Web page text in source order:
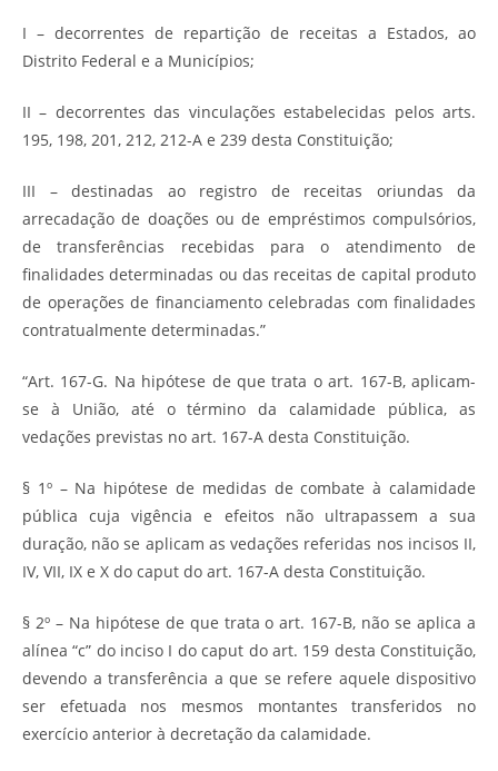
I – decorrentes de repartição de receitas a Estados, ao
Distrito Federal e a Municípios;
II – decorrentes das vinculações estabelecidas pelos arts.
195, 198, 201, 212, 212-A e 239 desta Constituição;
III – destinadas ao registro de receitas oriundas da
arrecadação de doações ou de empréstimos compulsórios,
de transferências recebidas para o atendimento de
finalidades determinadas ou das receitas de capital produto
de operações de financiamento celebradas com finalidades
contratualmente determinadas.”
“Art. 167-G. Na hipótese de que trata o art. 167-B, aplicam-
se à União, até o término da calamidade pública, as
vedações previstas no art. 167-A desta Constituição.
§ 1º – Na hipótese de medidas de combate à calamidade
pública cuja vigência e efeitos não ultrapassem a sua
duração, não se aplicam as vedações referidas nos incisos II,
IV, VII, IX e X do caput do art. 167-A desta Constituição.
§ 2º – Na hipótese de que trata o art. 167-B, não se aplica a
alínea “c” do inciso I do caput do art. 159 desta Constituição,
devendo a transferência a que se refere aquele dispositivo
ser efetuada nos mesmos montantes transferidos no
exercício anterior à decretação da calamidade.